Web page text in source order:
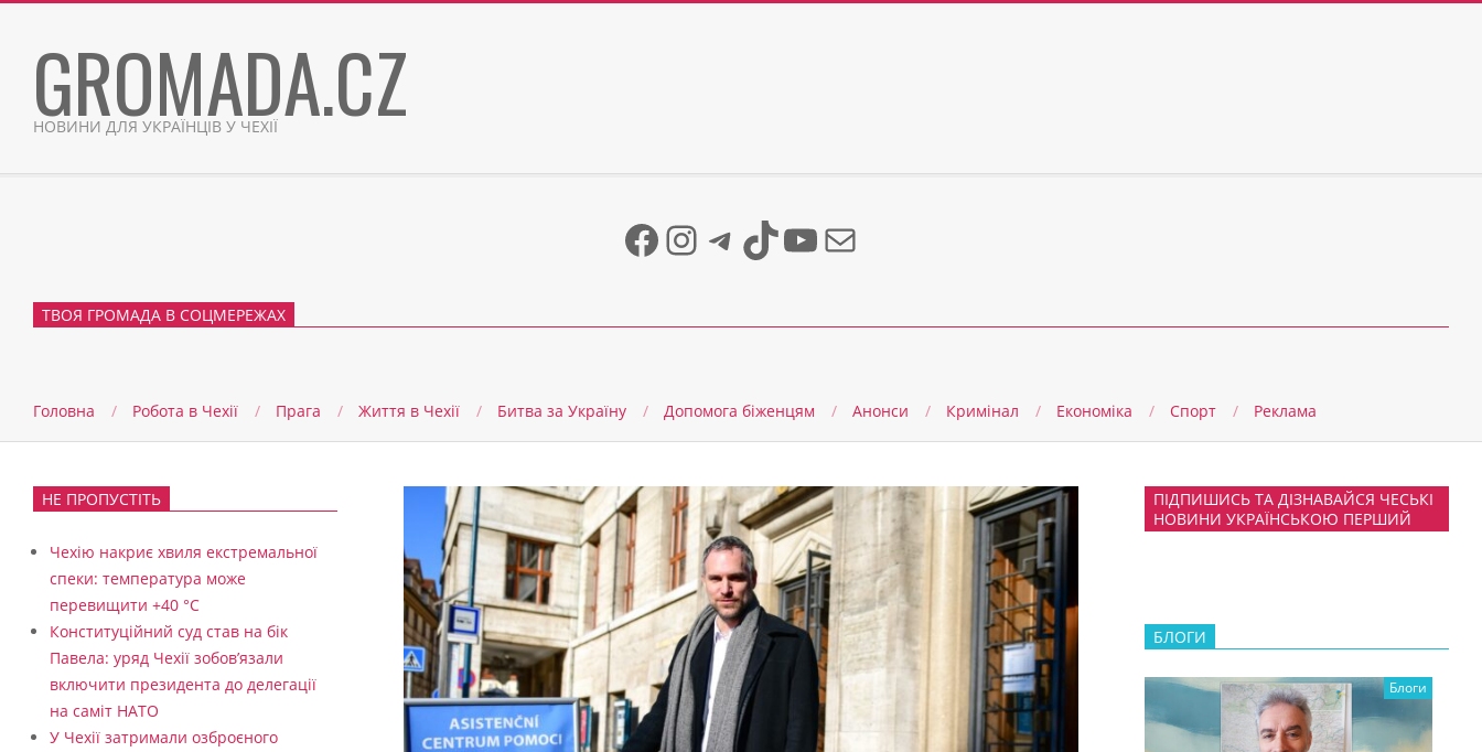
contentGROMADA.CZ
НОВИНИ ДЛЯ УКРАЇНЦІВ У ЧЕХІЇ
Facebook
Instagram
Telegram
TikTok
YouTube
Mail
ТВОЯ ГРОМАДА В СОЦМЕРЕЖАХ
Головна Робота в Чехії Прага Життя в Чеxії Битва за Україну Допомога біженцям Анонси Кримінал Економіка Спорт Реклама
НЕ ПРОПУСТІТЬ
Чехію накриє хвиля екстремальної
спеки: температура може
перевищити +40 °C
Конституційний суд став на бік
Павела: уряд Чехії зобов’язали
включити президента до делегації
на саміт НАТО
У Чехії затримали озброєного
ПІДПИШИСЬ ТА ДІЗНАВАЙСЯ ЧЕСЬКІ
НОВИНИ УКРАЇНСЬКОЮ ПЕРШИЙ
БЛОГИ
Блоги